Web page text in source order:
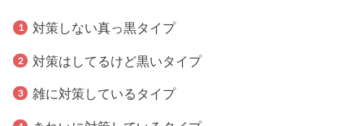
対策しない真っ黒タイプ
対策はしてるけど黒いタイプ
雑に対策しているタイプ